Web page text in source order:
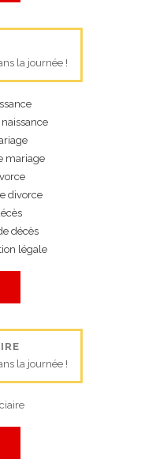
la journée !
mariage
divorce
décès
légale
la journée !